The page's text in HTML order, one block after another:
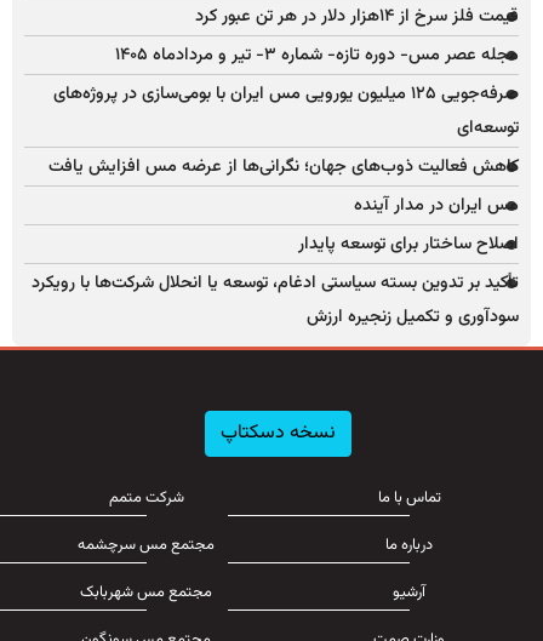
قیمت فلز سرخ از ۱۴هزار دلار در هر تن عبور کرد
مجله عصر مس- دوره تازه- شماره ۳- تیر و مردادماه ۱۴۰۵
صرفه‌جویی ۱۲۵ میلیون یورویی مس ایران با بومی‌سازی در پروژه‌های
توسعه‌ای
کاهش فعالیت ذوب‌های جهان؛ نگرانی‌ها از عرضه مس افزایش یافت
مس ایران در مدار آینده
اصلاح ساختار برای توسعه پایدار
تأکید بر تدوین بسته سیاستی ادغام، توسعه یا انحلال شرکت‌ها با رویکرد
سودآوری و تکمیل زنجیره ارزش
نسخه دسکتاپ
تماس با ما
درباره ما
آرشیو
شرکت متمم
مجتمع مس سرچشمه
مجتمع مس شهربابک